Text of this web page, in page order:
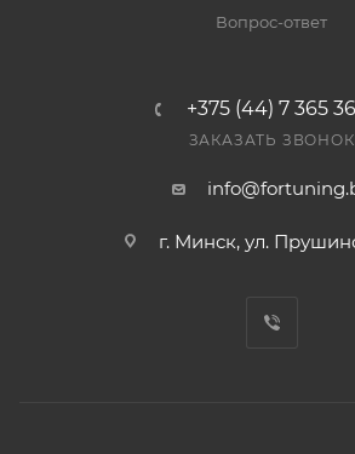
Вопрос-ответ
+375 (44) 7 365
ЗАКАЗАТЬ ЗВОНОК
г. Минск, ул.